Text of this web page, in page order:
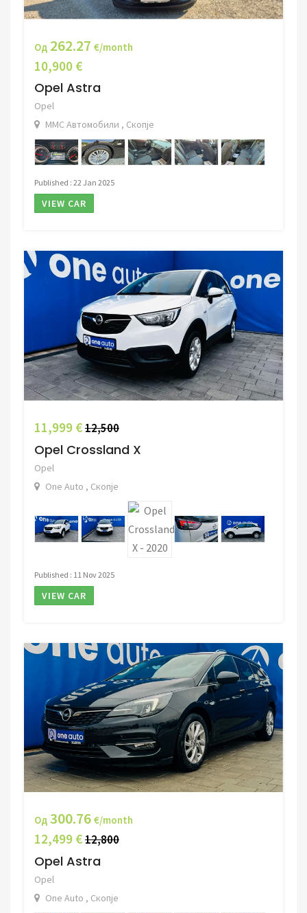
Од 262.27 €/month
10,900 €
Opel Astra
Opel
ММС Автомобили , Скопје
Published : 22 Jan 2025
VIEW CAR
11,999 €12,500
Opel Crossland X
Opel
One Auto , Скопје
Published : 11 Nov 2025
VIEW CAR
Од 300.76 €/month
12,499 €12,800
Opel Astra
Opel
One Auto , Скопје